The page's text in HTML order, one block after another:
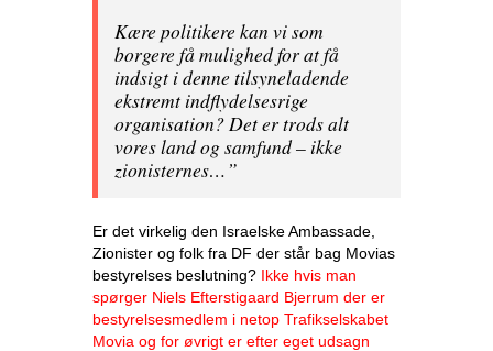
Kære politikere kan vi som
borgere få mulighed for at få
indsigt i denne tilsyneladende
ekstremt indflydelsesrige
organisation? Det er trods alt
vores land og samfund – ikke
zionisternes…”
Er det virkelig den Israelske Ambassade,
Zionister og folk fra DF der står bag Movias
bestyrelses beslutning? Ikke hvis man
spørger Niels Efterstigaard Bjerrum der er
bestyrelsesmedlem i netop Trafikselskabet
Movia og for øvrigt er efter eget udsagn